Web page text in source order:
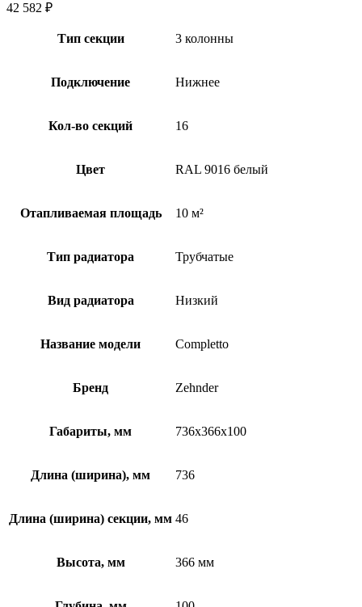
42 582 ₽
Тип секции 3 колонны
Подключение Нижнее
Кол-во секций 16
Цвет RAL 9016 белый
Отапливаемая площадь 10 м²
Тип радиатора Трубчатые
Вид радиатора Низкий
Название модели Completto
Бренд Zehnder
Габариты, мм 736x366x100
Длина (ширина), мм 736
Длина (ширина) секции, мм 46
Высота, мм 366 мм